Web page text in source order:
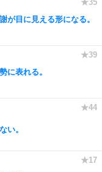
が目に見える形になる。
に表れる。
い。